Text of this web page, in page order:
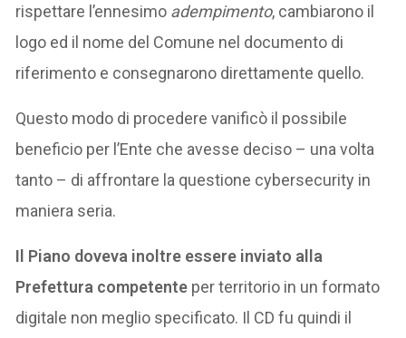
rispettare l’ennesimo adempimento, cambiarono il
logo ed il nome del Comune nel documento di
riferimento e consegnarono direttamente quello.
Questo modo di procedere vanificò il possibile
beneficio per l’Ente che avesse deciso – una volta
tanto – di affrontare la questione cybersecurity in
maniera seria.
Il Piano doveva inoltre essere inviato alla
Prefettura competente per territorio in un formato
digitale non meglio specificato. Il CD fu quindi il